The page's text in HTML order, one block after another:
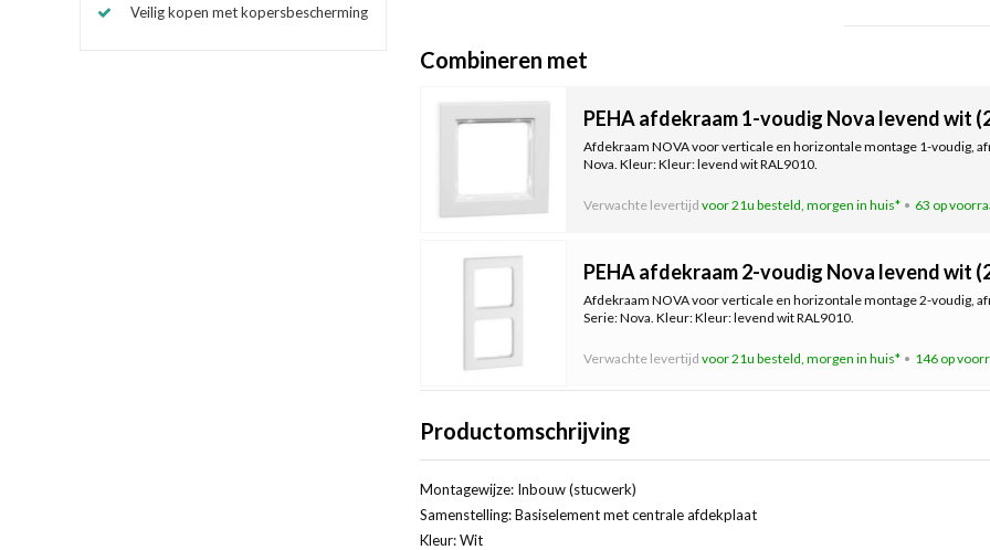
Veilig kopen met kopersbescherming
Combineren met
PEHA afdekraam 1-voudig Nova levend wit
Afdekraam NOVA voor verticale en horizontale montage 1-voudig,
Nova. Kleur: Kleur: levend wit RAL9010.
Verwachte levertijd voor 21u besteld, morgen in huis* 63 op
PEHA afdekraam 2-voudig Nova levend wit
Afdekraam NOVA voor verticale en horizontale montage 2-voudig,
Serie: Nova. Kleur: Kleur: levend wit RAL9010.
Verwachte levertijd voor 21u besteld, morgen in huis* 146 op
Productomschrijving
Montagewijze: Inbouw (stucwerk)
Samenstelling: Basiselement met centrale afdekplaat
Kleur: Wit